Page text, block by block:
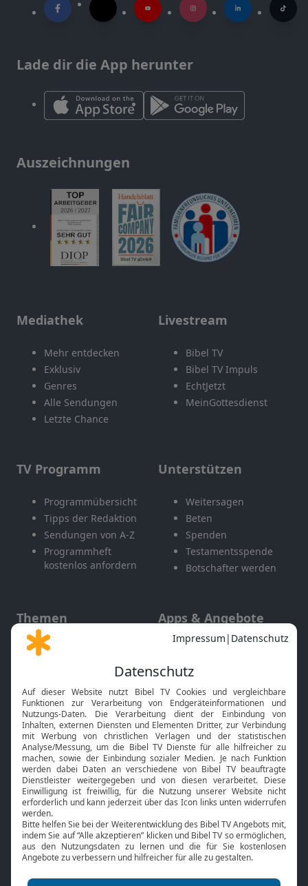
Lade dir die App herunter
Auszeichnungen
Mediathek
Mehr entdecken
Exklusiv
Genres
Alle Sendungen
Letzte Chance
Livestream
Bibel TV
Bibel TV Impuls
EchtJetzt
MeinGottesdienst
TV Programm
Programmübersicht
Tipps der Redaktion
Sendungen von A-Z
Programmheft
kostenlos anfordern
Unterstützen
Weitersagen
Beten
Spenden
Testamentsspende
Botschafter werden
Themen
Gott und Bibel erklärt
Neuigkeiten
Apps & Angebote
Mobile App
Smart TV
HbbTV
Bibelthek Online-Bibel
Nächster Gottesdienst
Bibel TV
Über uns
Jobs
Mediadaten
Service
Kontakt
TV-Empfang